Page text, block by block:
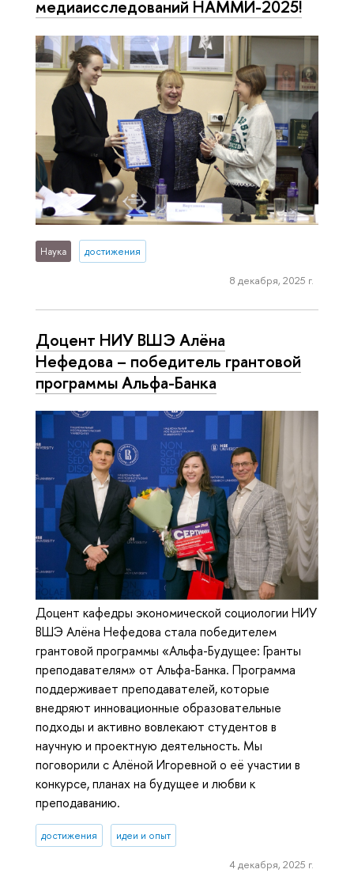
медиаисследований НАММИ-2025!
Наука достижения
8 декабря, 2025 г.
Доцент НИУ ВШЭ Алёна
Нефедова – победитель грантовой
программы Альфа-Банка
Доцент кафедры экономической социологии НИУ
ВШЭ Алёна Нефедова стала победителем
грантовой программы «Альфа-Будущее: Гранты
преподавателям» от Альфа-Банка. Программа
поддерживает преподавателей, которые
внедряют инновационные образовательные
подходы и активно вовлекают студентов в
научную и проектную деятельность. Мы
поговорили с Алёной Игоревной о её участии в
конкурсе, планах на будущее и любви к
преподаванию.
достижения идеи и опыт
4 декабря, 2025 г.